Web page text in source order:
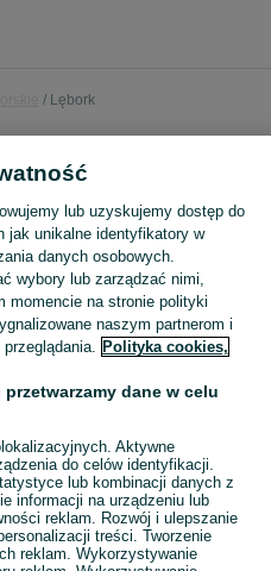
Lębork
Sprzedaż sprzętu sportowego i hobby Lębork ▶️ Szeroki wybór produktów ✅ Nowe i używane w atrakcyjnych cenach ✌ Sprawdź ogłoszenia na OLX.pl! Zobacz
lub uzyskujemy dostęp do
jak unikalne identyfikatory w
danych osobowych.
wybory lub zarządzać nimi,
momencie na stronie polityki
naszym partnerom i
przeglądania. Polityka cookies,
dane w celu
Aktywne
do celów identyfikacji.
lub kombinacji danych z
informacji na urządzeniu lub
reklam. Rozwój i ulepszanie
treści. Tworzenie
reklam. Wykorzystywanie